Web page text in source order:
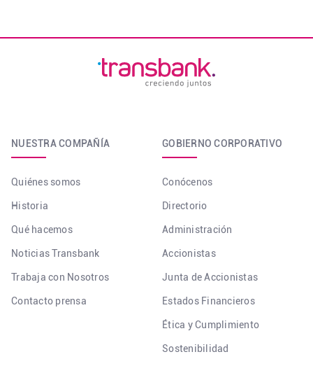
NUESTRA COMPAÑÍA
Quiénes somos
Historia
Qué hacemos
Noticias Transbank
Trabaja con Nosotros
Contacto prensa
GOBIERNO CORPORATIVO
Conócenos
Directorio
Administración
Accionistas
Junta de Accionistas
Estados Financieros
Ética y Cumplimiento
Sostenibilidad